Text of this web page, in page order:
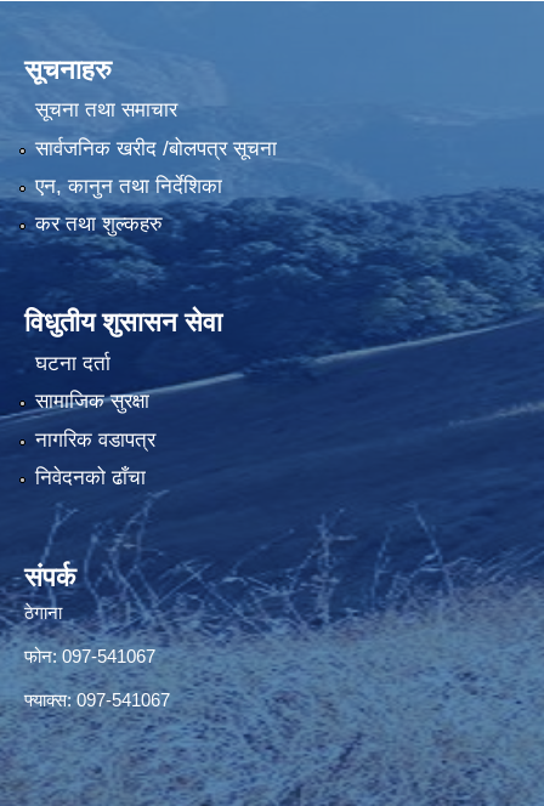
सूचनाहरु
सूचना तथा समाचार
सार्वजनिक खरीद /बोलपत्र सूचना
एन, कानुन तथा निर्देशिका
कर तथा शुल्कहरु
विधुतीय शुसासन सेवा
घटना दर्ता
सामाजिक सुरक्षा
नागरिक वडापत्र
निवेदनको ढाँचा
संपर्क
ठेगाना
फोन: 097-541067
फ्याक्स: 097-541067